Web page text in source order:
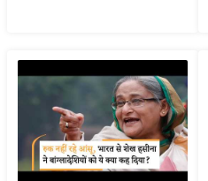
टो
न्यू
ज